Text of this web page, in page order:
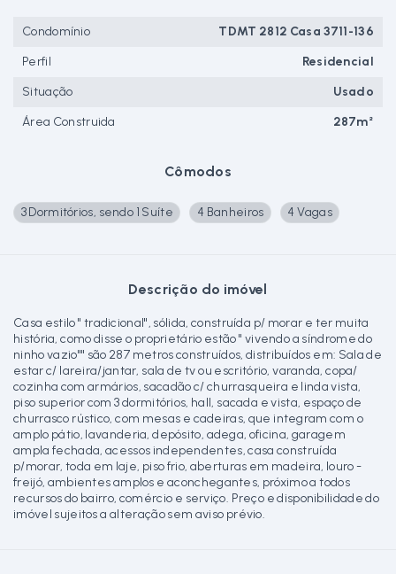
Cômodos
3 Dormitórios, sendo 1 Suíte 4 Banheiros 4 Vagas
Descrição do imóvel
Casa estilo " tradicional", sólida, construída p/ morar e ter muita
história, como disse o proprietário estão " vivendo a síndrome do
ninho vazio"" são 287 metros construídos, distribuídos em: Sala de
estar c/ lareira/jantar, sala de tv ou escritório, varanda, copa/
cozinha com armários, sacadão c/ churrasqueira e linda vista,
piso superior com 3 dormitórios, hall, sacada e vista, espaço de
churrasco rústico, com mesas e cadeiras, que integram com o
amplo pátio, lavanderia, depósito, adega, oficina, garagem
ampla fechada, acessos independentes, casa construída
p/morar, toda em laje, piso frio, aberturas em madeira, louro -
freijó, ambientes amplos e aconchegantes, próximo a todos
recursos do bairro, comércio e serviço. Preço e disponibilidade do
imóvel sujeitos a alteração sem aviso prévio.
Condomínio
TDMT 2812 Casa 3711-136
Perfil
Residencial
Situação
Usado
Área Construida
287m²